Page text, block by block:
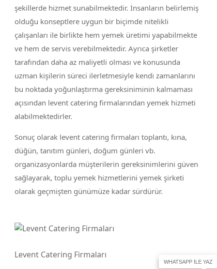
şekillerde hizmet sunabilmektedir. İnsanların belirlemiş
olduğu konseptlere uygun bir biçimde nitelikli
çalışanları ile birlikte hem yemek üretimi yapabilmekte
ve hem de servis verebilmektedir. Ayrıca şirketler
tarafından daha az maliyetli olması ve konusunda
uzman kişilerin süreci ilerletmesiyle kendi zamanlarını
bu noktada yoğunlaştırma gereksiniminin kalmaması
açısından levent catering firmalarından yemek hizmeti
alabilmektedirler.
Sonuç olarak levent catering firmaları toplantı, kına,
düğün, tanıtım günleri, doğum günleri vb.
organizasyonlarda müşterilerin gereksinimlerini güven
sağlayarak, toplu yemek hizmetlerini yemek şirketi
olarak geçmişten günümüze kadar sürdürür.
Levent Catering Firmaları